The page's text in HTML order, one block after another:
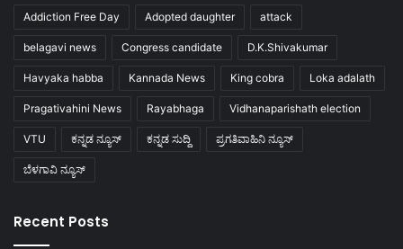
Addiction Free Day Adopted daughter attack
belagavi news Congress candidate D.K.Shivakumar
Havyaka habba Kannada News King cobra Loka adalath
Pragativahini News Rayabhaga Vidhanaparishath election
VTU ಕನ್ನಡ ನ್ಯೂಸ್ ಕನ್ನಡ ಸುದ್ದಿ ಪ್ರಗತಿವಾಹಿನಿ ನ್ಯೂಸ್
ಬೆಳಗಾವಿ ನ್ಯೂಸ್
Recent Posts